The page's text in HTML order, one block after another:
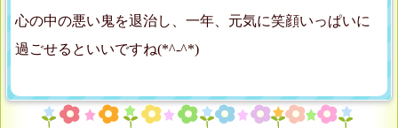
心の中の悪い鬼を退治し、一年、元気に笑顔いっぱいに
過ごせるといいですね(*^-^*)